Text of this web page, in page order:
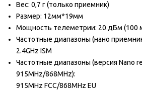
Вес: 0,7 г (только приемник)
Размер: 12мм*19мм
Мощность телеметрии: 20 дБм (100
Частотные диапазоны (нано
2.4GHz ISM
Частотные диапазоны (версия Nano
915MHz/868MHz):
915MHz FCC/868MHz EU